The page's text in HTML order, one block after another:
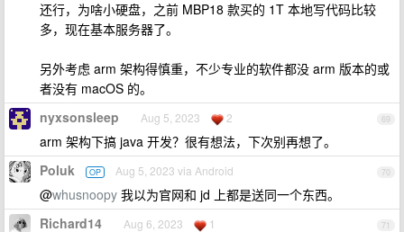
还行，为啥小硬盘，之前 MBP18 款买的 1T 本地写代码比较
多，现在基本服务器了。
另外考虑 arm 架构得慎重，不少专业的软件都没 arm 版本的或
者没有 macOS 的。
69
nyxsonsleep Aug 5, 2023 2
arm 架构下搞 java 开发？很有想法，下次别再想了。
70
Poluk OP Aug 5, 2023 via Android
@whusnoopy 我以为官网和 jd 上都是送同一个东西。
71
Richard14 Aug 6, 2023 1